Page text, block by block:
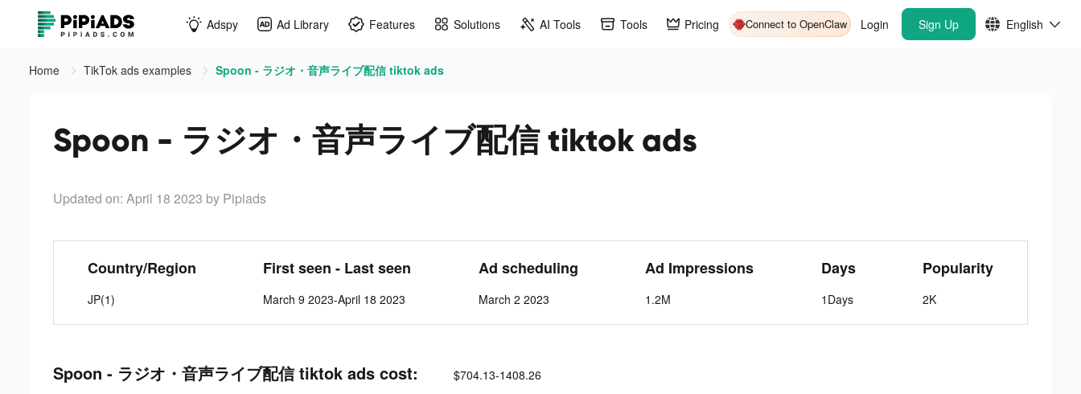
Adspy Ad Library Features Solutions AI Tools Tools Pricing Connect to OpenClaw Login Sign Up English
Home TikTok ads examples Spoon - ラジオ・音声ライブ配信 tiktok ads
Spoon - ラジオ・音声ライブ配信 tiktok ads
Updated on: April 18 2023 by Pipiads
Country/Region
JP(1)
First seen - Last seen
March 9 2023-April 18 2023
Ad scheduling
March 2 2023
Ad Impressions
1.2M
Days
1Days
Popularity
2K
Spoon - ラジオ・音声ライブ配信 tiktok ads cost: $704.13-1408.26